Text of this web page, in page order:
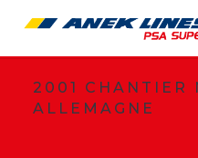
2001 CHANTIER
ALLEMAGNE